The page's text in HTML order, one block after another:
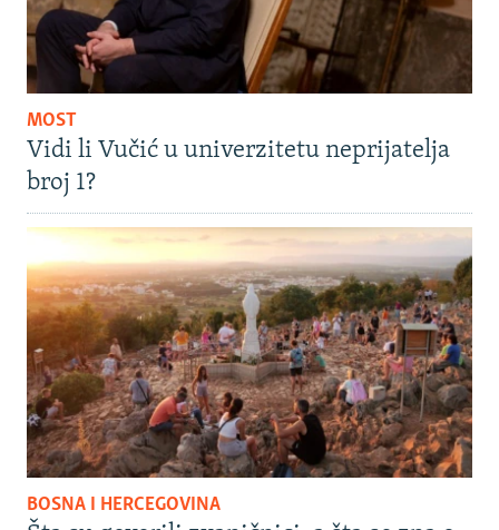
MOST
Vidi li Vučić u univerzitetu neprijatelja
broj 1?
BOSNA I HERCEGOVINA